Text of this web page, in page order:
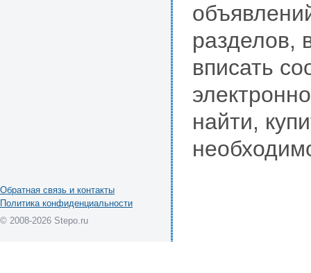
разделов,
вписать
найти,
Обратная связь и контакты
Политика конфиденциальности
© 2008-2026 Stepo.ru